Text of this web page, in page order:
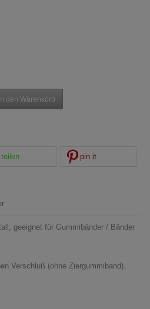
den Warenkorb
teilen pin it
geeignet für Gummibänder / Bänder
Verschluß (ohne Ziergummiband).